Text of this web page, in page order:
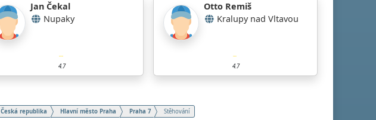
Jan Čekal
Nupaky
4.7
Otto Remiš
Kralupy nad Vltavou
4.7
Česká republika Hlavní město Praha Praha 7 Stěhování